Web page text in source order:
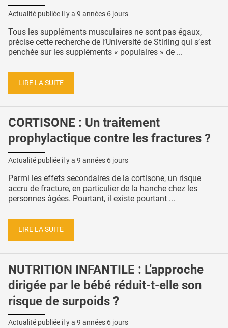
Actualité publiée il y a 9 années 6 jours
Tous les suppléments musculaires ne sont pas égaux,
précise cette recherche de l’Université de Stirling qui s’est
penchée sur les suppléments « populaires » de ...
LIRE LA SUITE
CORTISONE : Un traitement
prophylactique contre les fractures ?
Actualité publiée il y a 9 années 6 jours
Parmi les effets secondaires de la cortisone, un risque
accru de fracture, en particulier de la hanche chez les
personnes âgées. Pourtant, il existe pourtant ...
LIRE LA SUITE
NUTRITION INFANTILE : L'approche
dirigée par le bébé réduit-t-elle son
risque de surpoids ?
Actualité publiée il y a 9 années 6 jours